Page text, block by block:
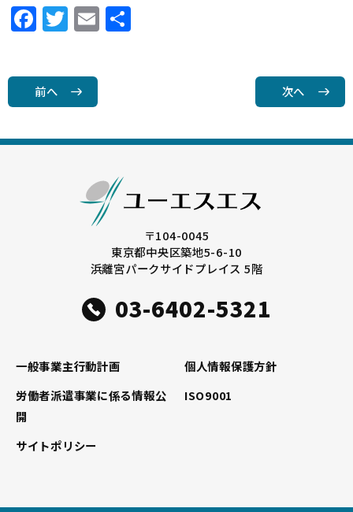
F
a
c
e
b
o
T
w
it
t
e
r
E
m
前へ 次へ
〒104-0045
東京都中央区築地5-6-10
浜離宮パークサイドプレイス 5階
03-6402-5321
一般事業主行動計画
個人情報保護方針
労働者派遣事業に係る情報公
開
ISO9001
サイトポリシー